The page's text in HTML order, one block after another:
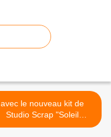
avec le nouveau kit de
Studio Scrap "Soleil
provençal" >